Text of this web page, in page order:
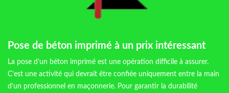
Pose de béton imprimé à un prix intéressant
La pose d’un béton imprimé est une opération difficile à assurer.
C’est une activité qui devrait être confiée uniquement entre la main
d’un professionnel en maçonnerie. Pour garantir la durabilité